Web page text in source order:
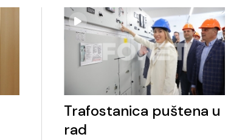
Trafostanica puštena u
rad